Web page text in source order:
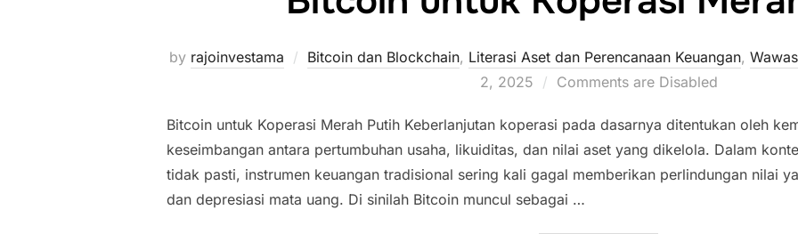
by rajoinvestama Bitcoin dan Blockchain, Literasi Aset dan Perencanaan Keuangan,
2, 2025
Comments are Disabled
Bitcoin untuk Koperasi Merah Putih Keberlanjutan koperasi pada dasarnya ditentukan oleh
keseimbangan antara pertumbuhan usaha, likuiditas, dan nilai aset yang dikelola. Dalam
tidak pasti, instrumen keuangan tradisional sering kali gagal memberikan perlindungan nilai
dan depresiasi mata uang. Di sinilah Bitcoin muncul sebagai …